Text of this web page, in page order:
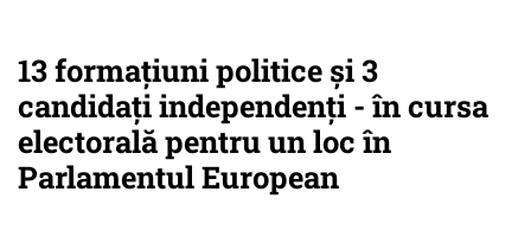
13 formaţiuni politice şi 3
candidaţi independenţi - în cursa
electorală pentru un loc în
Parlamentul European